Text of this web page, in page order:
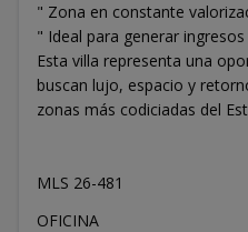
" Zona en constante
" Ideal para generar
Esta villa representa una
buscan lujo, espacio y
zonas más codiciadas del
MLS 26-481
OFICINA